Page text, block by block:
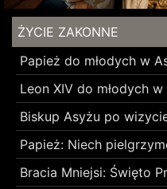
ŻYCIE ZAKONNE